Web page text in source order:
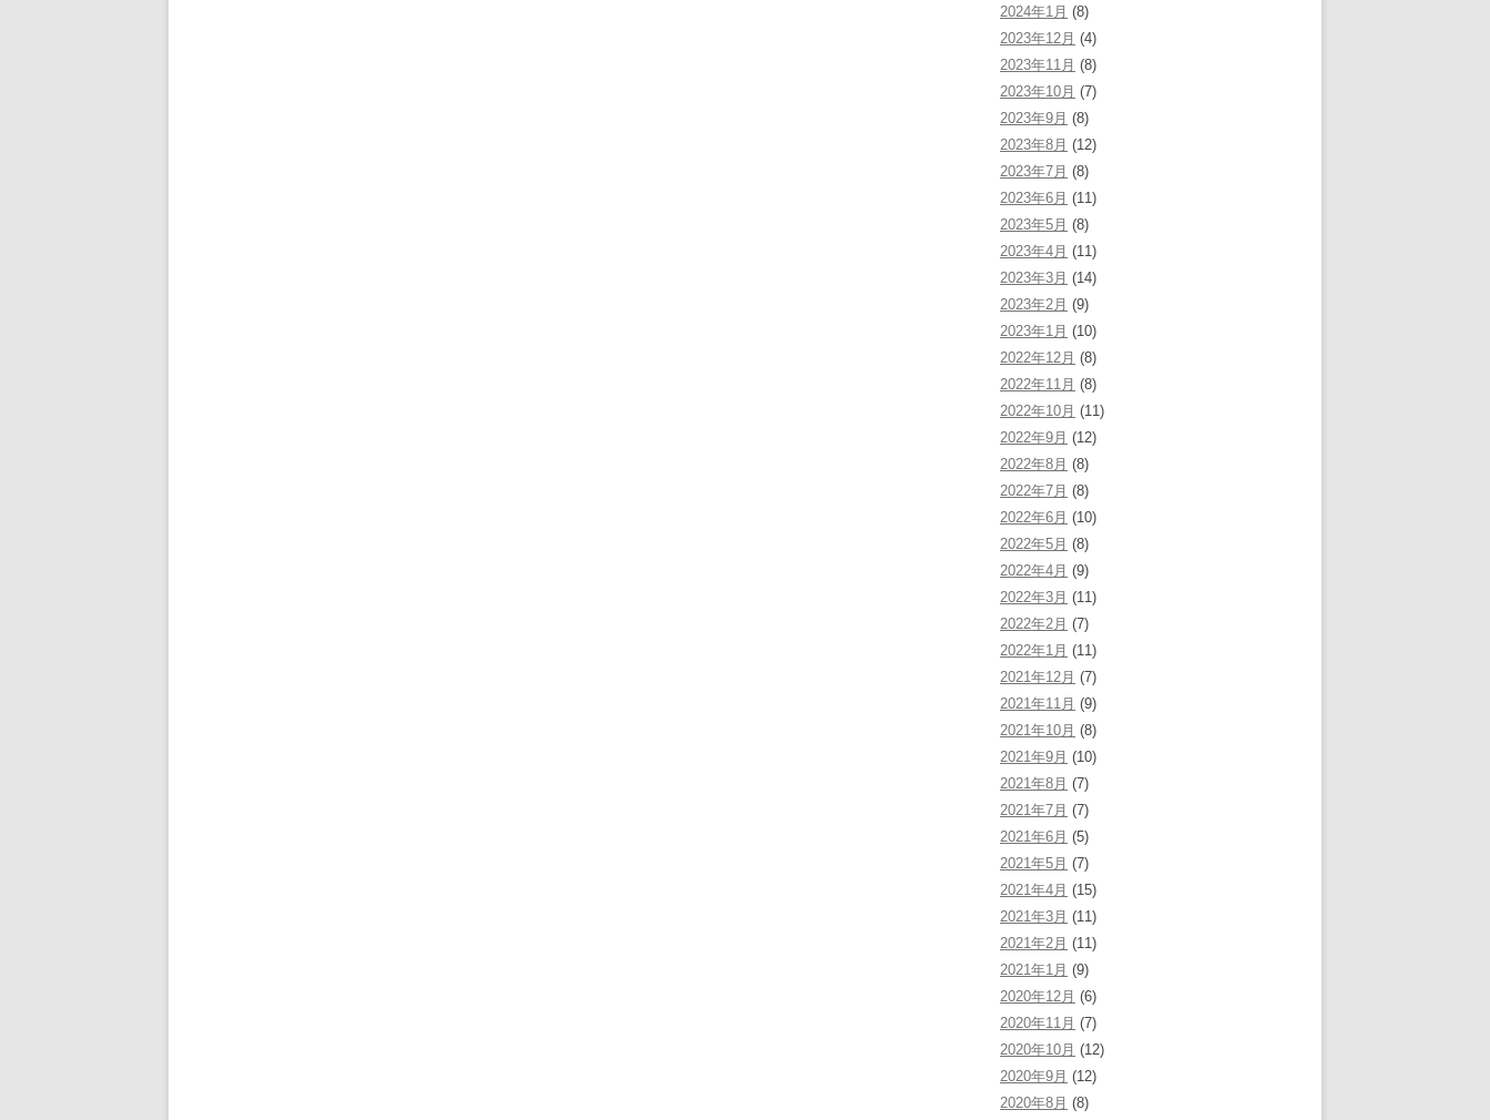
2024年1月 (8)
2023年12月 (4)
2023年11月 (8)
2023年10月 (7)
2023年9月 (8)
2023年8月 (12)
2023年7月 (8)
2023年6月 (11)
2023年5月 (8)
2023年4月 (11)
2023年3月 (14)
2023年2月 (9)
2023年1月 (10)
2022年12月 (8)
2022年11月 (8)
2022年10月 (11)
2022年9月 (12)
2022年8月 (8)
2022年7月 (8)
2022年6月 (10)
2022年5月 (8)
2022年4月 (9)
2022年3月 (11)
2022年2月 (7)
2022年1月 (11)
2021年12月 (7)
2021年11月 (9)
2021年10月 (8)
2021年9月 (10)
2021年8月 (7)
2021年7月 (7)
2021年6月 (5)
2021年5月 (7)
2021年4月 (15)
2021年3月 (11)
2021年2月 (11)
2021年1月 (9)
2020年12月 (6)
2020年11月 (7)
2020年10月 (12)
2020年9月 (12)
2020年8月 (8)